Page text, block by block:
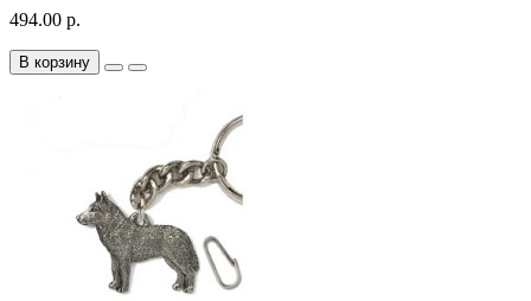
494.00 р.
В корзину